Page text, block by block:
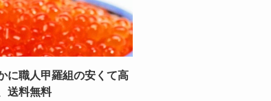
に職人甲羅組の安くて高
送料無料